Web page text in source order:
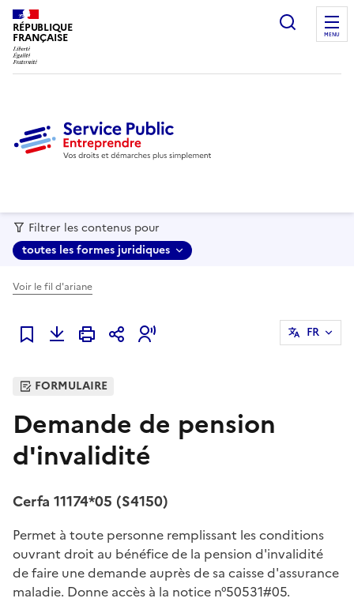
RÉPUBLIQUE
FRANÇAISE MENU
Filtrer les contenus pour
toutes les formes juridiques
Voir le fil d'ariane
Ajouter à mes favoris
FR
FORMULAIRE
Demande de pension
d'invalidité
Cerfa 11174*05 (S4150)
Permet à toute personne remplissant les conditions
ouvrant droit au bénéfice de la pension d'invalidité
de faire une demande auprès de sa caisse d'assurance
maladie. Donne accès à la notice n°50531#05.